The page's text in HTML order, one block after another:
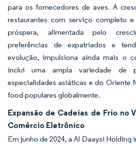
para os fornecedores de aves. A
restaurantes com serviço completo
próspera, alimentada pelo
preferências de expatriados e
evolução, impulsiona ainda mais o
inclui uma ampla variedade de
especialidades asiáticas e do Oriente
food populares globalmente.
Expansão de Cadeias de Frio no
Comércio Eletrônico
Em junho de 2024, a Al Daaysi Holding